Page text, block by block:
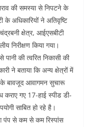
की समस्या से निपटने के
अधिकारियों ने अतिवृष्टि
क्षेत्र, आईएसबीटी
निरीक्षण किया गया।
की त्वरित निकासी की
ने बताया कि अन्य क्षेत्रों में
के बावजूद आवागमन सुचारू
कराए गए 17-हाई स्पीड डी-
साबित हो रहे है।
पंप से कम से कम रिस्पांस